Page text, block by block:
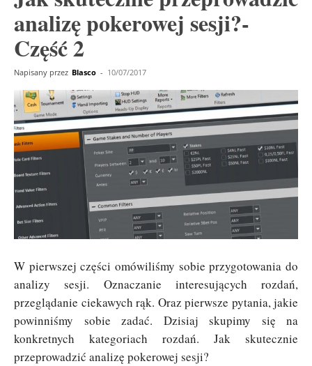
analizę pokerowej sesji?-
Część 2
Napisany przez Blasco - 10/07/2017
W pierwszej części omówiliśmy sobie przygotowania do
analizy sesji. Oznaczanie interesujących rozdań,
przeglądanie ciekawych rąk. Oraz pierwsze pytania, jakie
powinniśmy sobie zadać. Dzisiaj skupimy się na
konkretnych kategoriach rozdań. Jak skutecznie
przeprowadzić analizę pokerowej sesji?